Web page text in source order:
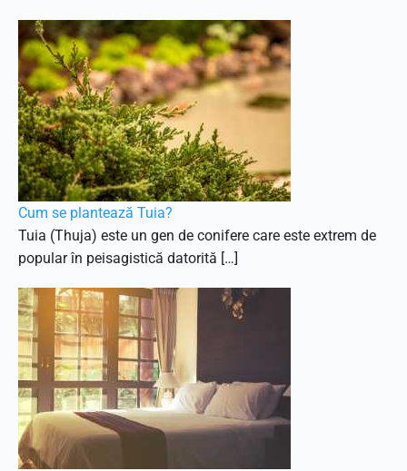
Cum se plantează Tuia?
Tuia (Thuja) este un gen de conifere care este extrem de
popular în peisagistică datorită […]